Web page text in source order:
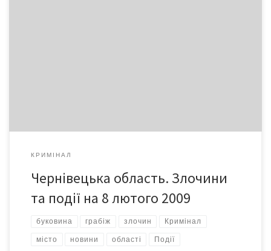
КРИМІНАЛ
Чернівецька область. Злочини
та події на 8 лютого 2009
буковина грабіж злочин Кримінал
місто новини області Події